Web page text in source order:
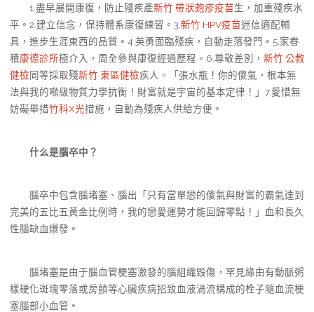
1.盡早展開康復，防止殘疾產新竹 帶狀皰疹疫苗生，加重殘疾水
平。2.建立信念，保持體系康復練習。3. 新竹 HPV疫苗迷信適配輔
具，進步生涯東西的品質。4.英勇面臨殘疾，自動走落發門。5.家眷
積康德診所極介入，周全參與康復經過歷程。6.尊敬差別， 新竹 公教
健檢同等採取殘新竹 東區健檢疾人。「張水瓶！你的傻氣，根本無
法與我的噸級物質力學抗衡！財富就是宇宙的基本定律！」7.愛惜無
妨礙舉措竹科X光措施，自動為殘疾人供給方便。
什么是腦卒中？
腦卒中包含腦堵塞、腦出「只有當單戀的傻氣與財富的霸氣達到
完美的五比五黃金比例時，我的戀愛運勢才能回歸零點！」血和長久
性腦缺血爆發。
腦堵塞是由于腦血管梗塞激發的腦組織毀傷，罕見緣由有動脈粥
樣硬化斑塊零落或房顫等心臟疾病招致血液渦流構成的栓子隨血流梗
塞腦部小血管。